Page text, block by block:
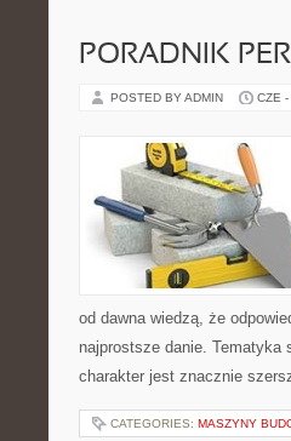
PORADNIK
POSTED BY ADMIN CZE
od dawna wiedzą, że
najprostsze danie. Tematyka
charakter jest znacznie
CATEGORIES: MASZYNY